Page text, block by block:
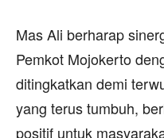
Mas Ali berharap
Pemkot Mojokerto
ditingkatkan demi
yang terus tumbuh,
positif untuk